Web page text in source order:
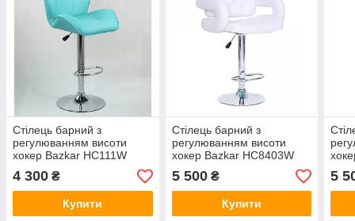
Стілець барний з
регулюванням висоти
хокер Bazkar HC111W
Бірюзовий
4 300 ₴
Купити
Стілець барний з
регулюванням висоти
хокер Bazkar HC8403W
Білий
5 500₴
Купити
5